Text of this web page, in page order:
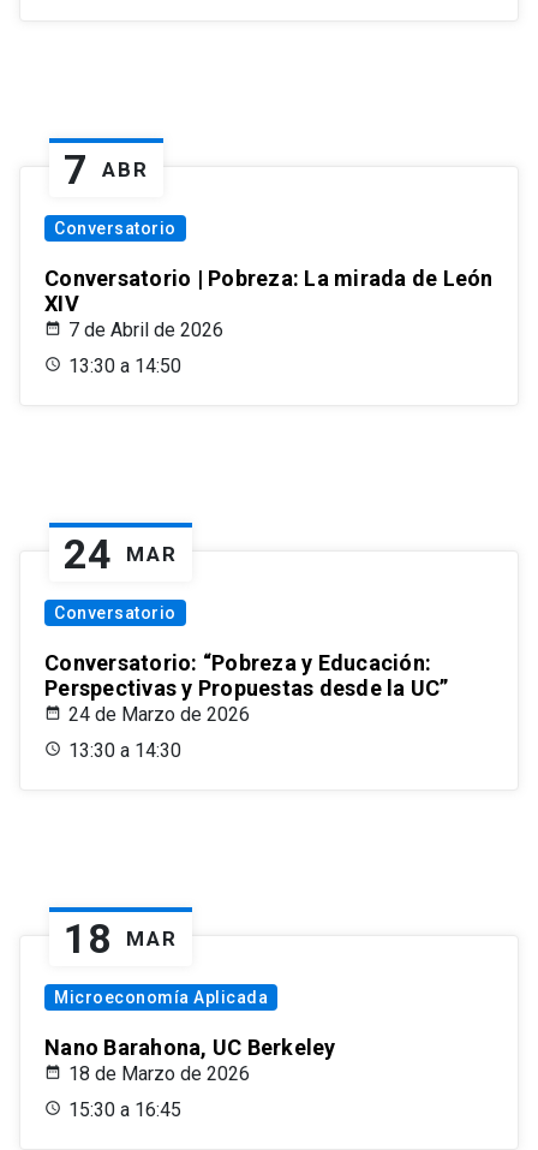
7 ABR
Conversatorio
Conversatorio | Pobreza: La mirada de León
XIV
7 de Abril de 2026
13:30 a 14:50
24 MAR
Conversatorio
Conversatorio: “Pobreza y Educación:
Perspectivas y Propuestas desde la UC”
24 de Marzo de 2026
13:30 a 14:30
18 MAR
Microeconomía Aplicada
Nano Barahona, UC Berkeley
18 de Marzo de 2026
15:30 a 16:45